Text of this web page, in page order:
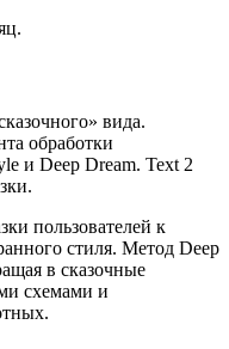
вида.
обработки
и Deep Dream. Text 2
пользователей к
стиля. Метод Deep
в сказочные
схемами и